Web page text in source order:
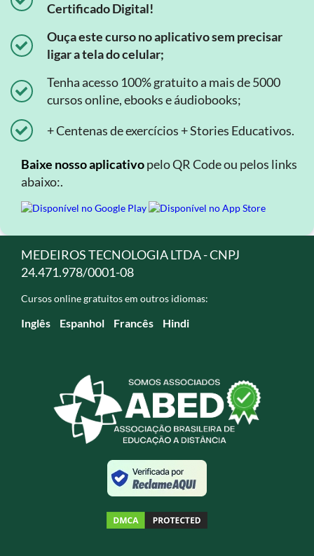
Certificado Digital!
Ouça este curso no aplicativo sem precisar
ligar a tela do celular;
Tenha acesso 100% gratuito a mais de 5000
cursos online, ebooks e áudiobooks;
+ Centenas de exercícios + Stories Educativos.
Baixe nosso aplicativopelo QR Code ou pelos links
abaixo:.
MEDEIROS TECNOLOGIA LTDA - CNPJ
24.471.978/0001-08
Cursos online gratuitos em outros idiomas:
Inglês Espanhol Francês Hindi